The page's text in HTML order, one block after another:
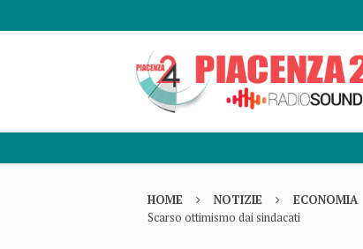
HOME NOTIZIE ECONOMIA
Scarso ottimismo dai sindacati